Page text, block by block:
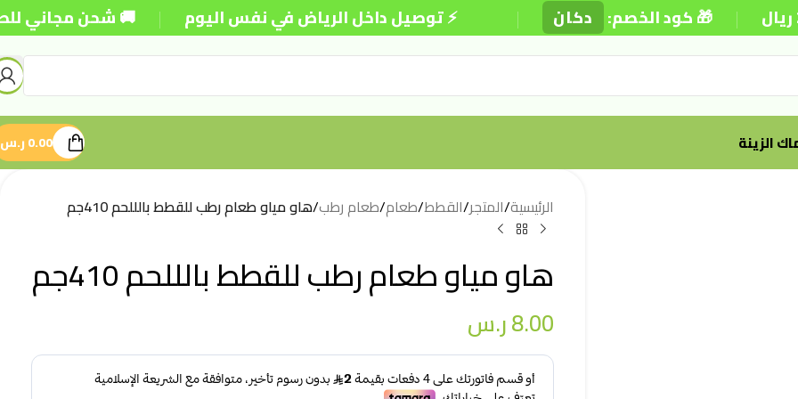
⚡ توصيل داخل الرياض في نفس اليوم | 🚚 شحن مجاني للطلبات فوق | 🎁 كود الخصم: دكان |
الزينة 0.00ر.س
الرئيسية/المتجر/القطط/طعام/طعام رطب/هاو مياو طعام رطب للقطط بالللحم 410جم
هاو مياو طعام رطب للقطط بالللحم 410جم
8.00ر.س